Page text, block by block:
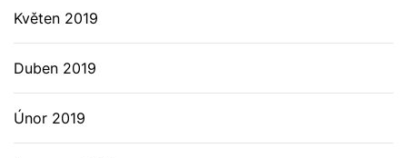
Květen 2019
Duben 2019
Únor 2019